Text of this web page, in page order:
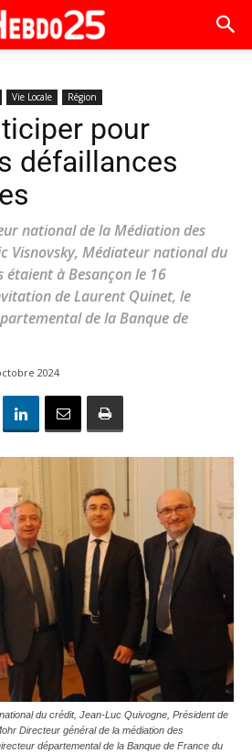
Vie Locale Région
pour
défaillances
national de la Médiation des
Visnovsky, Médiateur national du
à Besançon le 16
de Laurent Quinet, le
de la Banque de
2024
du crédit, Jean-Luc Quivogne, Président de
Directeur général de la médiation des
départemental de la Banque de France du